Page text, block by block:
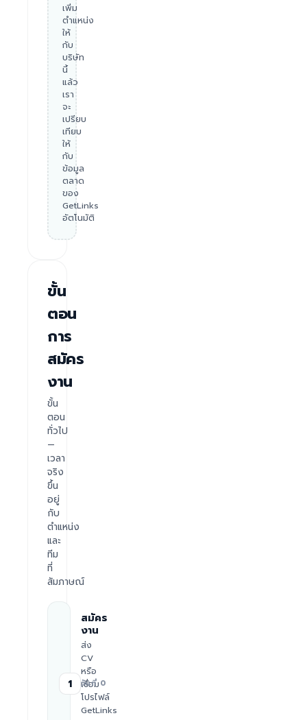
เพิ่ม
ตำแหน่ง
ให้
กับ
บริษัท
นี้
แล้ว
เรา
จะ
เปรียบ
เทียบ
ให้
กับ
ข้อมูล
ตลาด
ของ
GetLinks
อัตโนมัติ
ขั้น
ตอน
การ
สมัคร
งาน
ขั้น
ตอน
ทั่วไป
—
เวลา
จริง
ขึ้น
อยู่
กับ
ตำแหน่ง
และ
ทีม
ที่
สัมภาษณ์
1
สมัคร
งาน
ส่ง
CV
หรือ
เชื่อม
โปรไฟล์
GetLinks
วันที่ 0